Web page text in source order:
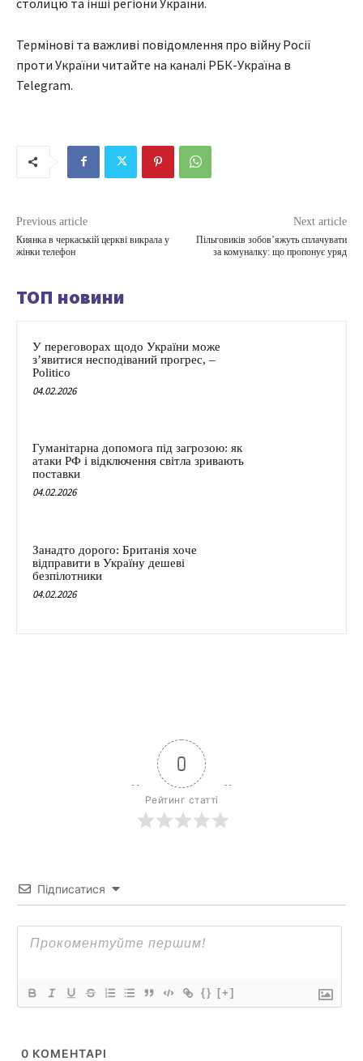
Термінові та важливі повідомлення про війну Росії
проти України читайте на каналі РБК-Україна в
Telegram.
Previous article
Киянка в черкаській церкві викрала у
жінки телефон
Next article
Пільговиків зобов’яжуть сплачувати
за комуналку: що пропонує уряд
ТОП новини
У переговорах щодо України може
з’явитися несподіваний прогрес, –
Politico
04.02.2026
Гуманітарна допомога під загрозою: як
атаки РФ і відключення світла зривають
поставки
04.02.2026
Занадто дорого: Британія хоче
відправити в Україну дешеві
безпілотники
04.02.2026
0
Рейтинг статті
Підписатися
{} [+]
0 КОМЕНТАРІ